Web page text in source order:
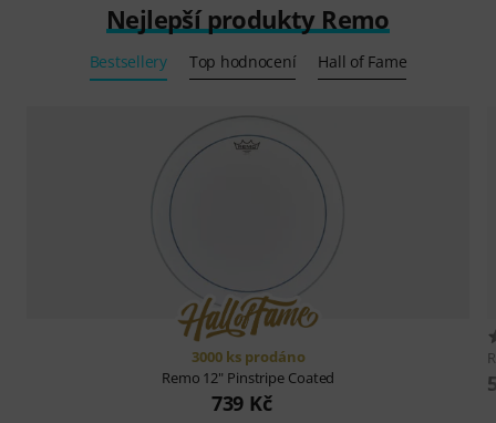
Nejlepší produkty Remo
Bestsellery Top hodnocení Hall of Fame
3000 ks prodáno
Remo 12" Pinstripe Coated
739 Kč